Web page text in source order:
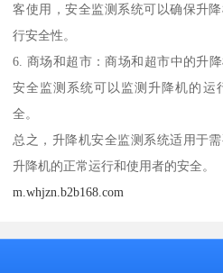
客使用，安全监测系统可以确保升
行安全性。
6. 商场和超市：商场和超市中的升
安全监测系统可以监测升降机的运
全。
总之，升降机安全监测系统适用于
升降机的正常运行和使用者的安全。
m.whjzn.b2b168.com